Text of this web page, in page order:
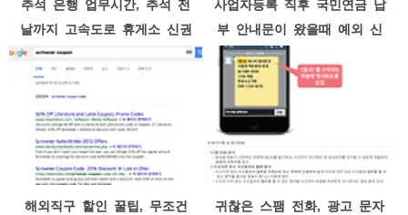
추석 은행 업무시간, 추석 전
날까지 고속도로 휴게소 신권
교환 및 은행업무 가능
사업자등록 직후 국민연금 납
부 안내문이 왔을때 예외 신
청 방법
해외직구 할인 꿀팁, 무조건
귀찮은 스팸 전화, 광고 문자